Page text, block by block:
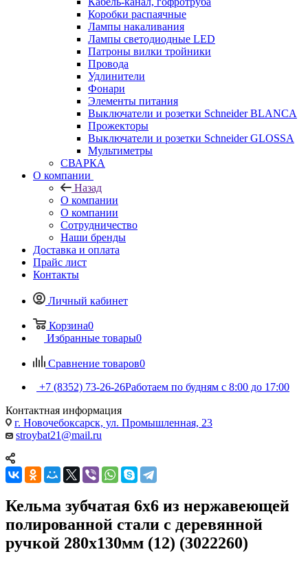
Коробки распаячные
Лампы накаливания
Лампы светодиодные LED
Патроны вилки тройники
Провода
Удлинители
Фонари
Элементы питания
Выключатели и розетки Schneider BLANCA
Прожекторы
Выключатели и розетки Schneider GLOSSA
Мультиметры
СВАРКА
О компании
Назад
О компании
О компании
Сотрудничество
Наши бренды
Доставка и оплата
Прайс лист
Контакты
Личный кабинет
Корзина0
Избранные товары0
Сравнение товаров0
+7 (8352) 73-26-26Работаем по будням с 8:00 до 17:00
Контактная информация
г. Новочебоксарск, ул. Промышленная, 23
stroybat21@mail.ru
Кельма зубчатая 6х6 из нержавеющей
полированной стали с деревянной
ручкой 280х130мм (12) (3022260)